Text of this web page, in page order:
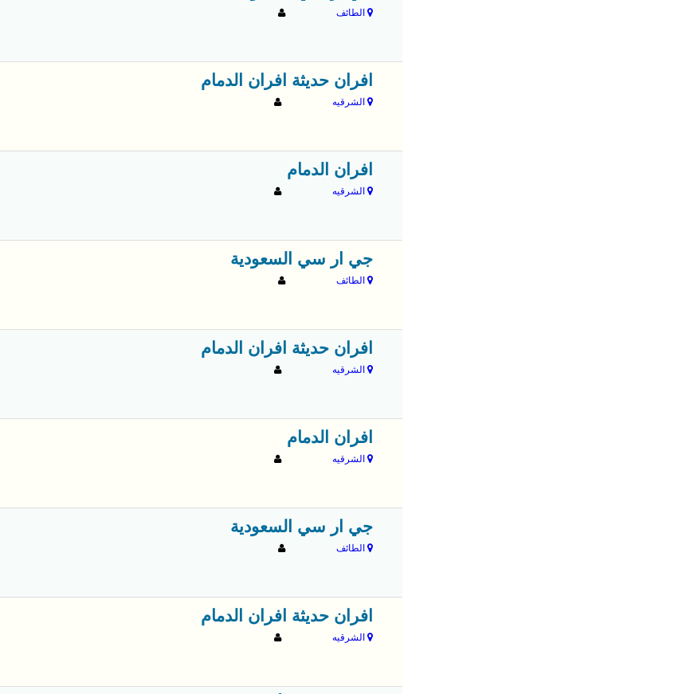
الطائف
افران حديثة افران الدمام
الشرقيه
افران الدمام
الشرقيه
جي ار سي السعودية
الطائف
افران حديثة افران الدمام
الشرقيه
افران الدمام
الشرقيه
جي ار سي السعودية
الطائف
افران حديثة افران الدمام
الشرقيه